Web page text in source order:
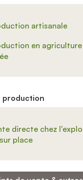
artisanale
en agriculture
production
directe chez
place